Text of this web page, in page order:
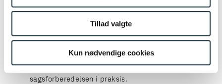
Tillad valgte
Kun nødvendige cookies
tilminretssag.dk.
MODUL 2 - HOVEDFORHANDLINGEN
Udarbejdelse af det gode påstandsdokument,
herunder inddragelse af konsekvenserne af
sagsforberedelsen i praksis.